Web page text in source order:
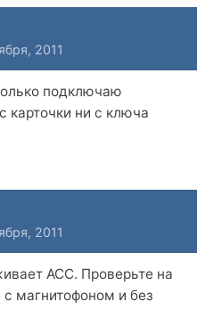
2011
подключаю
карточки ни с ключа
2011
АСС. Проверьте на
с магнитофоном и без